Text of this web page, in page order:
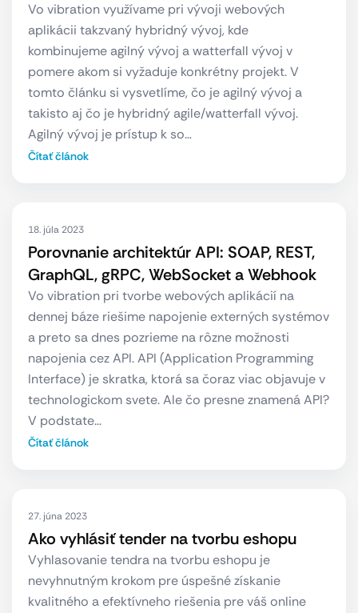
Vo vibration využívame pri vývoji webových
aplikácii takzvaný hybridný vývoj, kde
kombinujeme agilný vývoj a watterfall vývoj v
pomere akom si vyžaduje konkrétny projekt. V
tomto článku si vysvetlíme, čo je agilný vývoj a
takisto aj čo je hybridný agile/watterfall vývoj.
Agilný vývoj je prístup k so…
Čítať článok
18. júla 2023
Porovnanie architektúr API: SOAP, REST,
GraphQL, gRPC, WebSocket a Webhook
Vo vibration pri tvorbe webových aplikácií na
dennej báze riešime napojenie externých systémov
a preto sa dnes pozrieme na rôzne možnosti
napojenia cez API. API (Application Programming
Interface) je skratka, ktorá sa čoraz viac objavuje v
technologickom svete. Ale čo presne znamená API?
V podstate…
Čítať článok
27. júna 2023
Ako vyhlásiť tender na tvorbu eshopu
Vyhlasovanie tendra na tvorbu eshopu je
nevyhnutným krokom pre úspešné získanie
kvalitného a efektívneho riešenia pre váš online